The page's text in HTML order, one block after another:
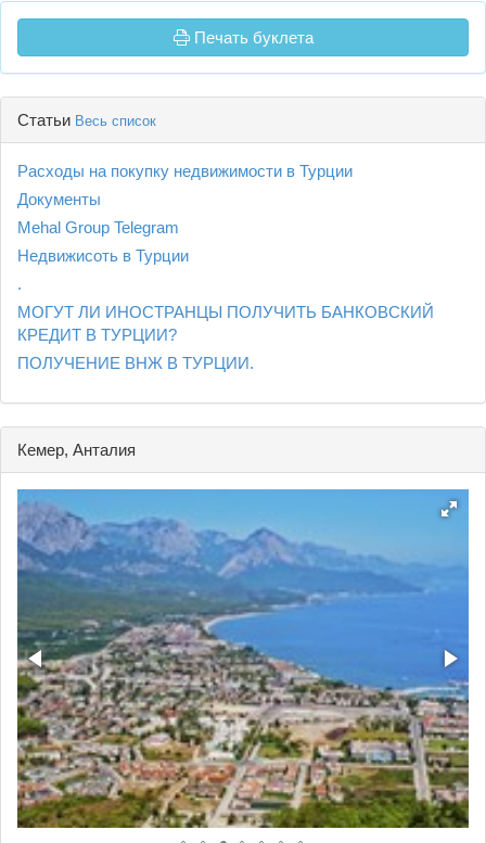
Печать буклета
Статьи Весь список
Расходы на покупку недвижимости в Турции
Документы
Mehal Group Telegram
Недвижисоть в Турции
.
МОГУТ ЛИ ИНОСТРАНЦЫ ПОЛУЧИТЬ БАНКОВСКИЙ
КРЕДИТ В ТУРЦИИ?
ПОЛУЧЕНИЕ ВНЖ В ТУРЦИИ.
Кемер, Анталия